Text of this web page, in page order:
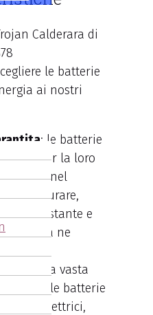
le batterie
ai nostri
: le batterie
per la loro
nel
per durare,
costante e
ne
a una vasta
le batterie
veicoli elettrici,